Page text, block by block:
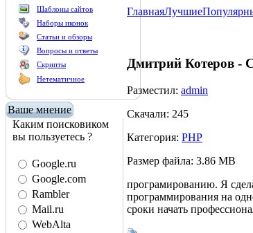
Шаблоны сайтов
Наборы иконок
Статьи и обзоры
Вопросы и ответы
Скрипты
Нетематичное
Ваше мнение
Каким поисковиком
вы пользуетесь ?
Google.ru
Google.com
Rambler
Mail.ru
WebAlta
ГлавнаяЛучшие
Дмитрий Котеров -
Разместил: admin
Скачали: 245
Категория: PHP
Размер файла: 3.86 MB
програмированию. Я
программирования на
сроки начать